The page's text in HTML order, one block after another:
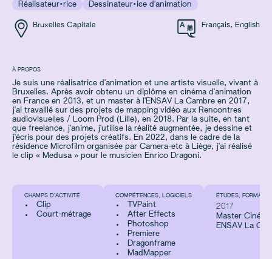
Bruxelles Capitale Français, English
Réalisateur·rice Dessinateur·ice d'animation
À PROPOS
Je suis une réalisatrice d'animation et une artiste visuelle, vivant à
Bruxelles. Après avoir obtenu un diplôme en cinéma d'animation
en France en 2013, et un master à l'ENSAV La Cambre en 2017,
j'ai travaillé sur des projets de mapping vidéo aux Rencontres
audiovisuelles / Loom Prod (Lille), en 2018. Par la suite, en tant
que freelance, j'anime, j'utilise la réalité augmentée, je dessine et
j'écris pour des projets créatifs. En 2022, dans le cadre de la
résidence Microfilm organisée par Camera-etc à Liège, j'ai réalisé
le clip « Medusa » pour le musicien Enrico Dragoni.
CHAMPS D’ACTIVITÉ
Clip
Court-métrage
COMPÉTENCES, LOGICIELS
TVPaint
After Effects
Photoshop
Premiere
Dragonframe
MadMapper
ÉTUDES,
2017
Master
ENSAV La